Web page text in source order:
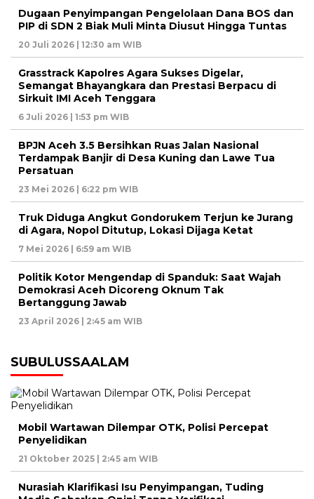
Dugaan Penyimpangan Pengelolaan Dana BOS dan
PIP di SDN 2 Biak Muli Minta Diusut Hingga Tuntas
20 Juli 2026 | 12:30 am WIB
Grasstrack Kapolres Agara Sukses Digelar,
Semangat Bhayangkara dan Prestasi Berpacu di
Sirkuit IMI Aceh Tenggara
6 Juli 2026 | 1:53 pm WIB
BPJN Aceh 3.5 Bersihkan Ruas Jalan Nasional
Terdampak Banjir di Desa Kuning dan Lawe Tua
Persatuan
23 Mei 2026 | 6:22 pm WIB
Truk Diduga Angkut Gondorukem Terjun ke Jurang
di Agara, Nopol Ditutup, Lokasi Dijaga Ketat
7 Mei 2026 | 6:59 am WIB
Politik Kotor Mengendap di Spanduk: Saat Wajah
Demokrasi Aceh Dicoreng Oknum Tak
Bertanggung Jawab
23 April 2026 | 2:45 am WIB
SUBULUSSAALAM
Mobil Wartawan Dilempar OTK, Polisi Percepat
Penyelidikan
21 Oktober 2025 | 2:45 am WIB
Nurasiah Klarifikasi Isu Penyimpangan, Tuding